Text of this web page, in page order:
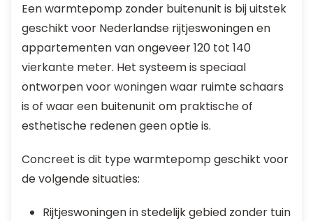
Een warmtepomp zonder buitenunit is bij uitstek
geschikt voor Nederlandse rijtjeswoningen en
appartementen van ongeveer 120 tot 140
vierkante meter. Het systeem is speciaal
ontworpen voor woningen waar ruimte schaars
is of waar een buitenunit om praktische of
esthetische redenen geen optie is.
Concreet is dit type warmtepomp geschikt voor
de volgende situaties:
Rijtjeswoningen in stedelijk gebied zonder tuin